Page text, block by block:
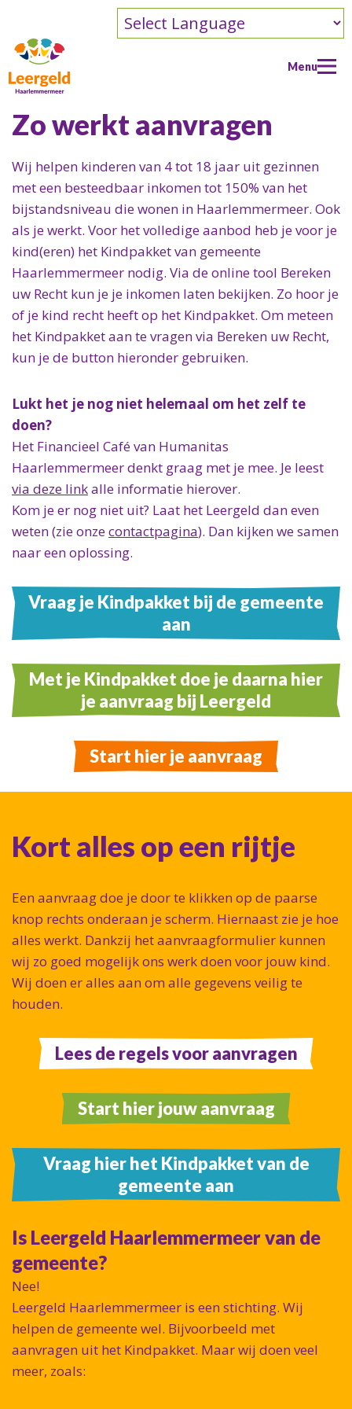
Powered by
Doe een aanvraag
Doe een aanvraag
Doe jouw aanvraag
Regels voor aanvragen
Na je toekenning
Info over Fashioncheque kledingpas
Info voor hulpverleners
SPARK FEST
SPARK FEST
Doneren
Info voor bedrijven
Programma
Help mee
Help mee
Hoe kun je helpen?
Als donateur
Als donateur
Ons ANBI formulier
Als vrijwilliger
Contact
Contact
In contact komen
Over ons
Doel en beleid
Jaarverslag
Veelgestelde vragen (FAQ)
Nieuws
Menu
Zo werkt aanvragen
Wij helpen kinderen van 4 tot 18 jaar uit gezinnen
met een besteedbaar inkomen tot 150% van het
bijstandsniveau die wonen in Haarlemmermeer. Ook
als je werkt. Voor het volledige aanbod heb je voor je
kind(eren) het Kindpakket van gemeente
Haarlemmermeer nodig. Via de online tool Bereken
uw Recht kun je je inkomen laten bekijken. Zo hoor je
of je kind recht heeft op het Kindpakket. Om meteen
het Kindpakket aan te vragen via Bereken uw Recht,
kun je de button hieronder gebruiken.
Lukt het je nog niet helemaal om het zelf te
doen?
Het Financieel Café van Humanitas
Haarlemmermeer denkt graag met je mee. Je leest
via deze linkalle informatie hierover.
Kom je er nog niet uit? Laat het Leergeld dan even
weten (zie onzecontactpagina). Dan kijken we samen
naar een oplossing.
Vraag je Kindpakket bij de gemeente
aan
Met je Kindpakket doe je daarna hier
je aanvraag bij Leergeld
Start hier je aanvraag
Kort alles op een rijtje
Een aanvraag doe je door te klikken op de paarse
knop rechts onderaan je scherm. Hiernaast zie je hoe
alles werkt. Dankzij het aanvraagformulier kunnen
wij zo goed mogelijk ons werk doen voor jouw kind.
Wij doen er alles aan om alle gegevens veilig te
houden.
Lees de regels voor aanvragen
Start hier jouw aanvraag
Vraag hier het Kindpakket van de
gemeente aan
Is Leergeld Haarlemmermeer van de
gemeente?
Nee!
Leergeld Haarlemmermeer is een stichting. Wij
helpen de gemeente wel. Bijvoorbeeld met
aanvragen uit het Kindpakket. Maar wij doen veel
meer, zoals: